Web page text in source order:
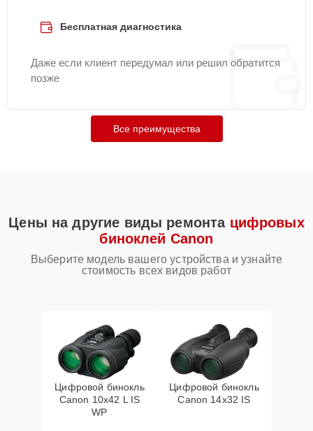
Бесплатная диагностика
Даже если клиент передумал или решил обратится
позже
Все преимущества
Цены на другие виды ремонта цифровых
биноклей Canon
Выберите модель вашего устройства и узнайте
стоимость всех видов работ
Цифровой бинокль
Canon 10x42 L IS
WP
Цифровой бинокль
Canon 14x32 IS